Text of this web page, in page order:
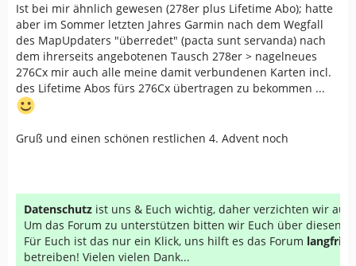
Ist bei mir ähnlich gewesen (278er plus Lifetime Abo); hatte
aber im Sommer letzten Jahres Garmin nach dem Wegfall
des MapUpdaters "überredet" (pacta sunt servanda) nach
dem ihrerseits angebotenen Tausch 278er > nagelneues
276Cx mir auch alle meine damit verbundenen Karten incl.
des Lifetime Abos fürs 276Cx übertragen zu bekommen ...
Gruß und einen schönen restlichen 4. Advent noch
Datenschutz ist uns & Euch wichtig, daher verzichten wir auf
Um das Forum zu unterstützen bitten wir Euch über diesen
Für Euch ist das nur ein Klick, uns hilft es das Forum
betreiben! Vielen vielen Dank...